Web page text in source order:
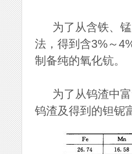
为了从含铁、锰
法，得到含3%～
制备纯的氧化钪。
为了从钨渣中富
钨渣及得到的钽铌